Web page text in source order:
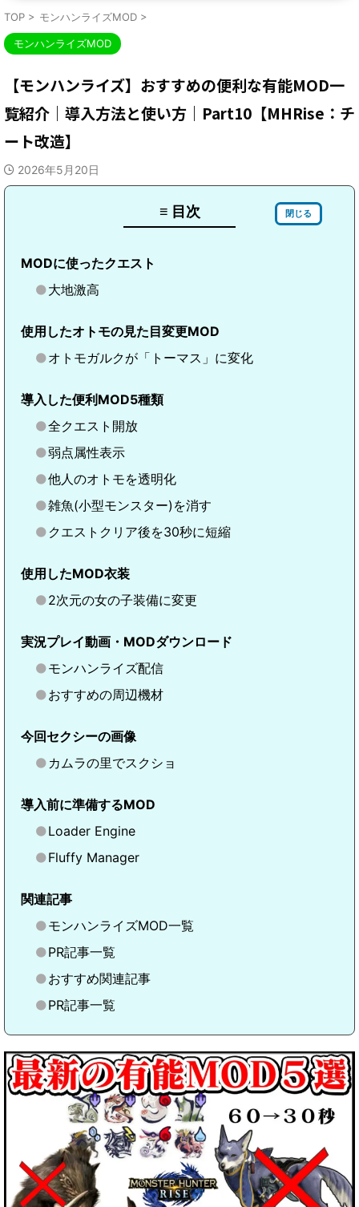
TOP > モンハンライズMOD >
モンハンライズMOD
【モンハンライズ】おすすめの便利な有能MOD一
覧紹介｜導入方法と使い方｜Part10【MHRise：チ
ート改造】
2026年5月20日
≡ 目次 閉じる
MODに使ったクエスト
大地激高
使用したオトモの見た目変更MOD
オトモガルクが「トーマス」に変化
導入した便利MOD5種類
全クエスト開放
弱点属性表示
他人のオトモを透明化
雑魚(小型モンスター)を消す
クエストクリア後を30秒に短縮
使用したMOD衣装
2次元の女の子装備に変更
実況プレイ動画・MODダウンロード
モンハンライズ配信
おすすめの周辺機材
今回セクシーの画像
カムラの里でスクショ
導入前に準備するMOD
Loader Engine
Fluffy Manager
関連記事
モンハンライズMOD一覧
PR記事一覧
おすすめ関連記事
PR記事一覧